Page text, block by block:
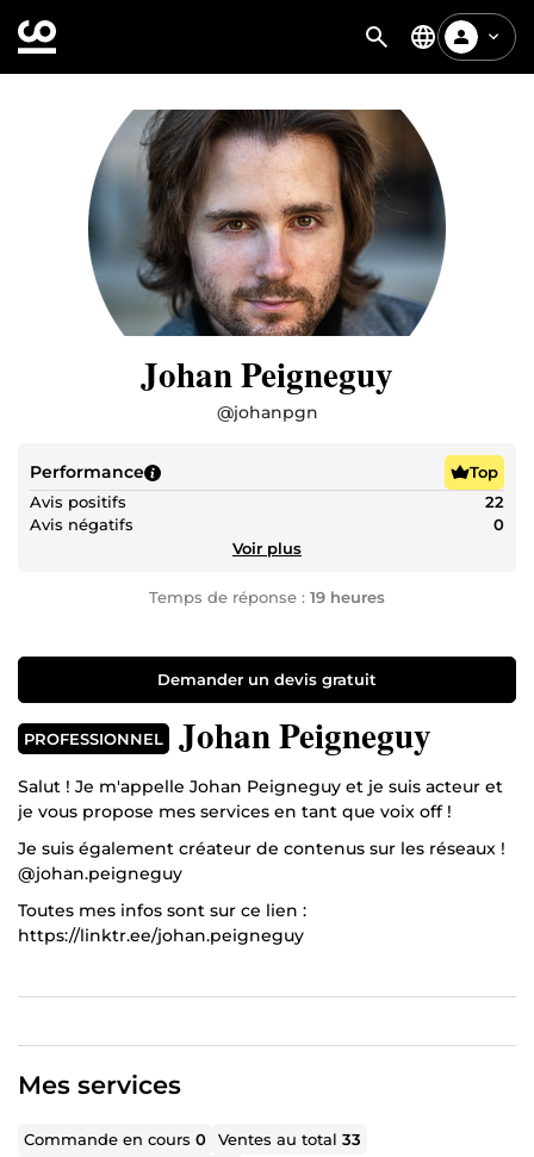
Johan Peigneguy
@johanpgn
Performance
Top
Avis positifs
22
Avis négatifs
0
Voir plus
Temps de réponse : 19 heures
Demander un devis gratuit
PROFESSIONNEL Johan Peigneguy
Salut ! Je m'appelle Johan Peigneguy et je suis acteur et
je vous propose mes services en tant que voix off !
Je suis également créateur de contenus sur les réseaux !
@johan.peigneguy
Toutes mes infos sont sur ce lien :
https://linktr.ee/johan.peigneguy
Mes services
Commande en cours0 Ventes au total33